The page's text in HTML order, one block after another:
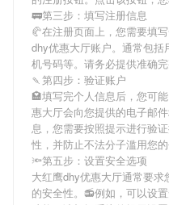
🚃第三步：填写注册信息
🥐在注册页面上，您需要填
dhy优惠大厅账户。通常包括
机号码等。请务必提供准确
🍡第四步：验证账户
🏩填写完个人信息后，您可能
惠大厅会向您提供的电子邮
息，您需要按照提示进行验
性，并防止不法分子滥用您的
🔦第五步：设置安全选项
大红鹰dhy优惠大厅通常要求
的安全性。📻例如，可以设